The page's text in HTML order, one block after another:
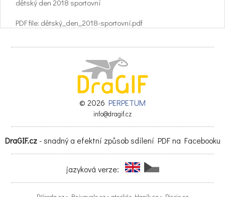
dětský den 2018 sportovní
PDF file: dětský_den_2018-sportovní.pdf
© 2026 PERPETUM
info@dragif.cz
DraGIF.cz- snadný a efektní způsob sdílení PDF na Facebooku
jazyková verze: